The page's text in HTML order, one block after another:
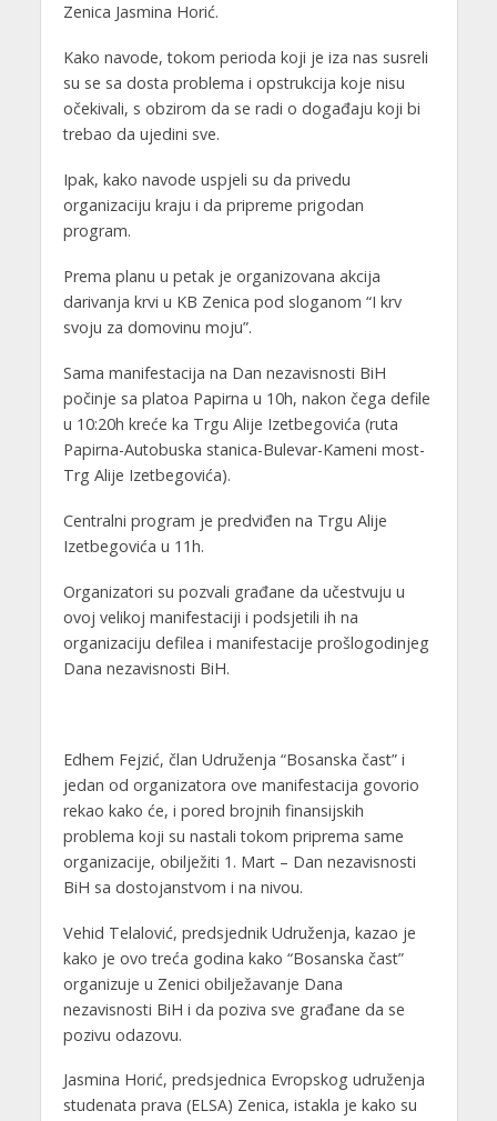
Zenica Jasmina Horić.
Kako navode, tokom perioda koji je iza nas susreli
su se sa dosta problema i opstrukcija koje nisu
očekivali, s obzirom da se radi o događaju koji bi
trebao da ujedini sve.
Ipak, kako navode uspjeli su da privedu
organizaciju kraju i da pripreme prigodan
program.
Prema planu u petak je organizovana akcija
darivanja krvi u KB Zenica pod sloganom “I krv
svoju za domovinu moju”.
Sama manifestacija na Dan nezavisnosti BiH
počinje sa platoa Papirna u 10h, nakon čega defile
u 10:20h kreće ka Trgu Alije Izetbegovića (ruta
Papirna-Autobuska stanica-Bulevar-Kameni most-
Trg Alije Izetbegovića).
Centralni program je predviđen na Trgu Alije
Izetbegovića u 11h.
Organizatori su pozvali građane da učestvuju u
ovoj velikoj manifestaciji i podsjetili ih na
organizaciju defilea i manifestacije prošlogodinjeg
Dana nezavisnosti BiH.
Edhem Fejzić, član Udruženja “Bosanska čast” i
jedan od organizatora ove manifestacija govorio
rekao kako će, i pored brojnih finansijskih
problema koji su nastali tokom priprema same
organizacije, obilježiti 1. Mart – Dan nezavisnosti
BiH sa dostojanstvom i na nivou.
Vehid Telalović, predsjednik Udruženja, kazao je
kako je ovo treća godina kako “Bosanska čast”
organizuje u Zenici obilježavanje Dana
nezavisnosti BiH i da poziva sve građane da se
pozivu odazovu.
Jasmina Horić, predsjednica Evropskog udruženja
studenata prava (ELSA) Zenica, istakla je kako su